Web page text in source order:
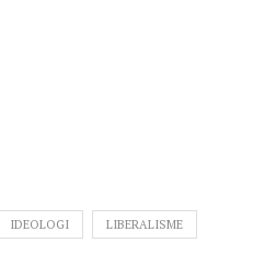
IDEOLOGI LIBERALISME